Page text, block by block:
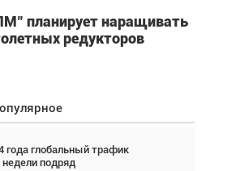
планирует наращивать
редукторов
года глобальный трафик
подряд
тандем вертолётов и БПЛА в